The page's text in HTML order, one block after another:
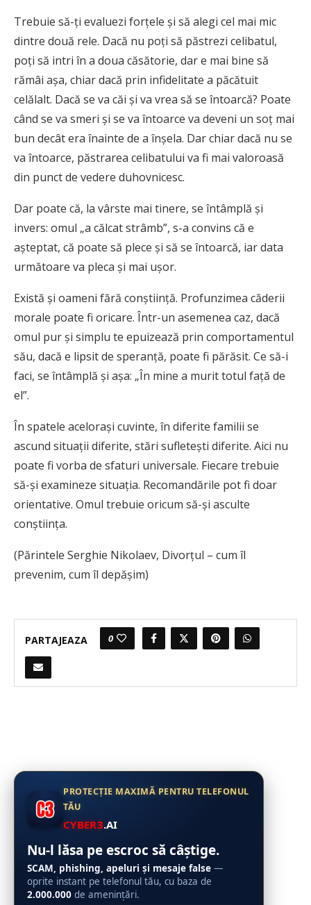
Trebuie să-ți evaluezi forțele și să alegi cel mai mic
dintre două rele. Dacă nu poți să păstrezi celibatul,
poți să intri în a doua căsătorie, dar e mai bine să
rămâi așa, chiar dacă prin infidelitate a păcătuit
celălalt. Dacă se va căi și va vrea să se întoarcă? Poate
când se va smeri și se va întoarce va deveni un soț mai
bun decât era înainte de a înșela. Dar chiar dacă nu se
va întoarce, păstrarea celibatului va fi mai valoroasă
din punct de vedere duhovnicesc.
Dar poate că, la vârste mai tinere, se întâmplă și
invers: omul „a călcat strâmb”, s-a convins că e
așteptat, că poate să plece și să se întoarcă, iar data
următoare va pleca și mai ușor.
Există și oameni fără conștiință. Profunzimea căderii
morale poate fi oricare. Într-un asemenea caz, dacă
omul pur și simplu te epuizează prin comportamentul
său, dacă e lipsit de speranță, poate fi părăsit. Ce să-i
faci, se întâmplă și așa: „În mine a murit totul față de
el”.
În spatele acelorași cuvinte, în diferite familii se
ascund situații diferite, stări sufletești diferite. Aici nu
poate fi vorba de sfaturi universale. Fiecare trebuie
să-și examineze situația. Recomandările pot fi doar
orientative. Omul trebuie oricum să-și asculte
conștiința.
(Părintele Serghie Nikolaev, Divorțul – cum îl
prevenim, cum îl depășim)
PARTAJEAZA 0
PROTECȚIE MAXIMĂ PENTRU TELEFONUL
TĂU
CYBER3.AI
Nu-l lăsa pe escroc să câștige.
SCAM, phishing, apeluri și mesaje false —
oprite instant pe telefonul tău, cu baza de
2.000.000 de amenințări.